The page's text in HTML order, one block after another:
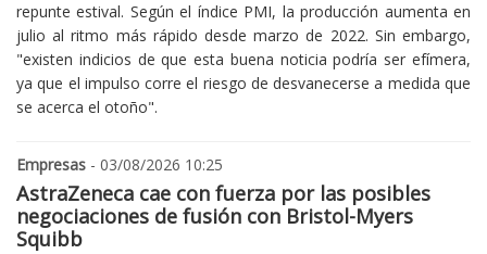
repunte estival. Según el índice PMI, la producción aumenta en
julio al ritmo más rápido desde marzo de 2022. Sin embargo,
"existen indicios de que esta buena noticia podría ser efímera,
ya que el impulso corre el riesgo de desvanecerse a medida que
se acerca el otoño".
Empresas - 03/08/2026 10:25
AstraZeneca cae con fuerza por las posibles
negociaciones de fusión con Bristol-Myers
Squibb